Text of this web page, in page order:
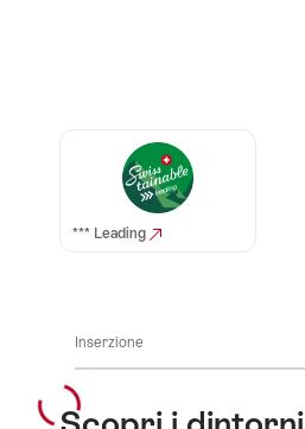
Auszeichnungen
*** Leading
Inserzione